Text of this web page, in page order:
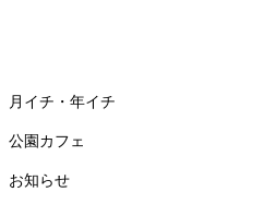
月イチ・年イチ
公園カフェ
お知らせ